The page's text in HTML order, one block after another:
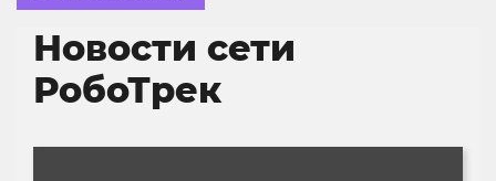
Новости сети
РобоТрек